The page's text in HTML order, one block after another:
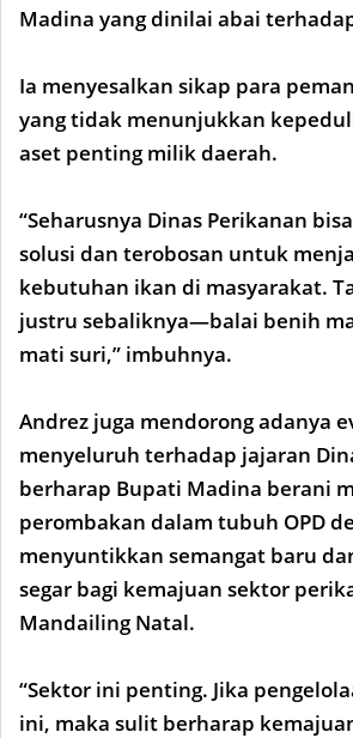
Madina yang dinilai abai
Ia menyesalkan sikap para
yang tidak menunjukkan
aset penting milik daerah.
“Seharusnya Dinas Perikanan
solusi dan terobosan untuk
kebutuhan ikan di masyarakat.
justru sebaliknya—balai benih
mati suri,” imbuhnya.
Andrez juga mendorong adanya
menyeluruh terhadap jajaran
berharap Bupati Madina berani
perombakan dalam tubuh OPD
menyuntikkan semangat baru
segar bagi kemajuan sektor
Mandailing Natal.
“Sektor ini penting. Jika
ini, maka sulit berharap